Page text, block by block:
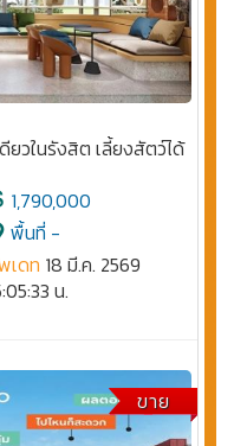
ยวในรังสิต เลี้ยงสัตว์ได้
1,790,000
พื้นที่ -
เดท 18 มี.ค. 2569
น.
ขาย